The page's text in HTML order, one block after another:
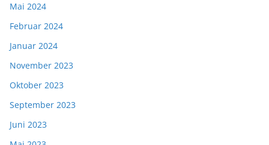
Mai 2024
Februar 2024
Januar 2024
November 2023
Oktober 2023
September 2023
Juni 2023